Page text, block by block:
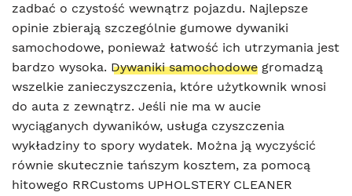
zadbać o czystość wewnątrz pojazdu. Najlepsze
opinie zbierają szczególnie gumowe dywaniki
samochodowe, ponieważ łatwość ich utrzymania jest
bardzo wysoka. Dywaniki samochodowe gromadzą
wszelkie zanieczyszczenia, które użytkownik wnosi
do auta z zewnątrz. Jeśli nie ma w aucie
wyciąganych dywaników, usługa czyszczenia
wykładziny to spory wydatek. Można ją wyczyścić
równie skutecznie tańszym kosztem, za pomocą
hitowego RRCustoms UPHOLSTERY CLEANER